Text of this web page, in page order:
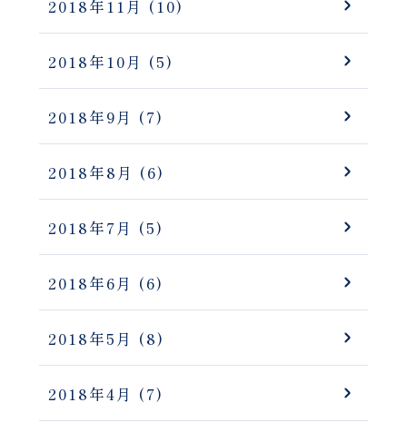
2018年11月 (10)
2018年10月 (5)
2018年9月 (7)
2018年8月 (6)
2018年7月 (5)
2018年6月 (6)
2018年5月 (8)
2018年4月 (7)